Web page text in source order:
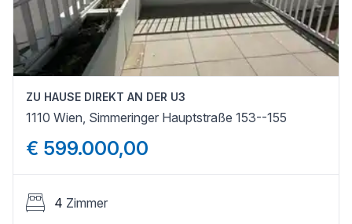
ZU HAUSE DIREKT AN DER U3
1110 Wien, Simmeringer Hauptstraße 153--155
€ 599.000,00
4 Zimmer